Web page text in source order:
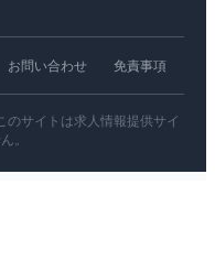
お問い合わせ 免責事項
のサイトは求人情報提供サイ
。